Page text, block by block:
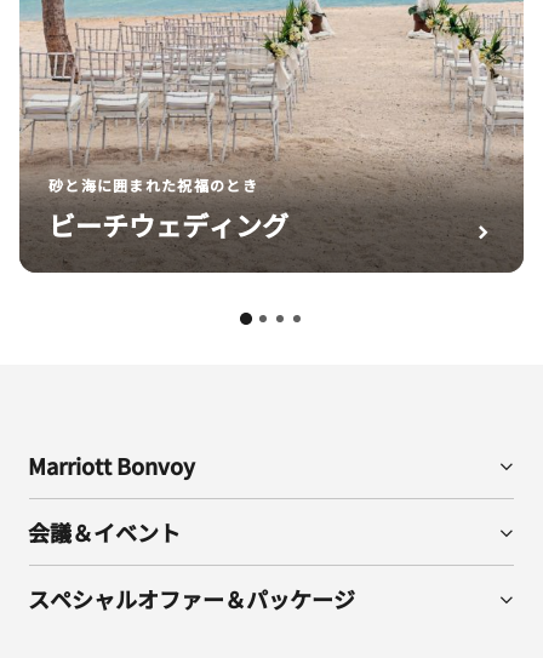
砂と海に囲まれた祝福のとき
ビーチウェディング
Marriott Bonvoy
会議＆イベント
スペシャルオファー＆パッケージ